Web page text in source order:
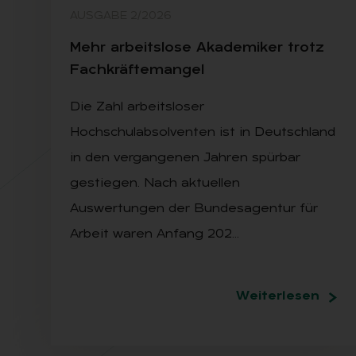
Mehr ar­beits­lo­se Aka­de­mi­ker trotz
Fach­kräf­te­man­gel
Die Zahl arbeitsloser
Hochschulabsolventen ist in Deutschland
in den vergangenen Jahren spürbar
gestiegen. Nach aktuellen
Auswertungen der Bundesagentur für
Arbeit waren Anfang 202…
Weiterlesen